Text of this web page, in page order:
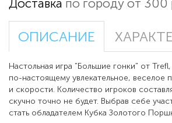
Доставка по городу от 300
ОПИСАНИЕ
Настольная игра "Большие гонки" от
по-настоящему увлекательное,
и скорости. Количество игроков
скучно точно не будет. Выбрав себе
стать обладателем Кубка Золотого